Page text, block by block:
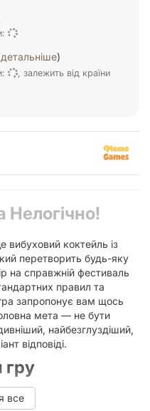
детальніше)
, залежить від країни
Нелогічно!
вибуховий коктейль із
перетворить будь-яку
на справжній фестиваль
правил та
запропонує вам щось
мета — не бути
найбезглуздіший,
відповіді.
гру
все